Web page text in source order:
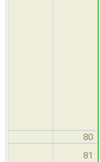
80
81